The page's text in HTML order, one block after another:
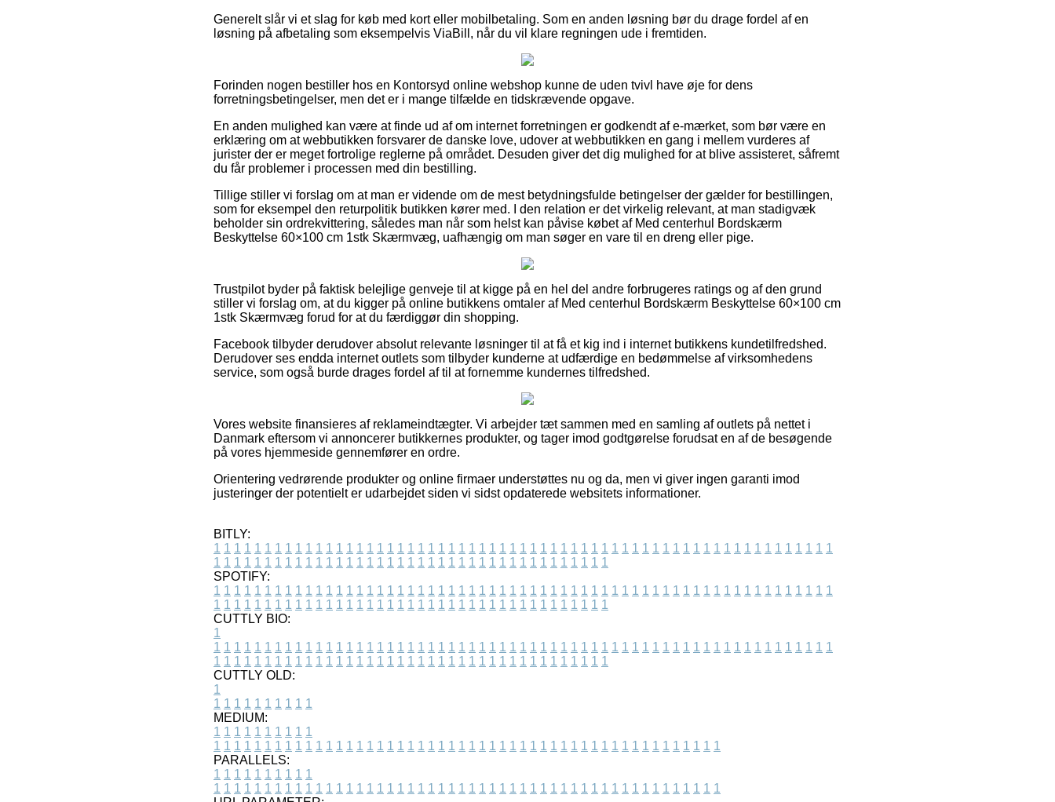
Generelt slår vi et slag for køb med kort eller mobilbetaling. Som en anden løsning bør du drage fordel af en
løsning på afbetaling som eksempelvis ViaBill, når du vil klare regningen ude i fremtiden.
Forinden nogen bestiller hos en Kontorsyd online webshop kunne de uden tvivl have øje for dens
forretningsbetingelser, men det er i mange tilfælde en tidskrævende opgave.
En anden mulighed kan være at finde ud af om internet forretningen er godkendt af e-mærket, som bør være en
erklæring om at webbutikken forsvarer de danske love, udover at webbutikken en gang i mellem vurderes af
jurister der er meget fortrolige reglerne på området. Desuden giver det dig mulighed for at blive assisteret, såfremt
du får problemer i processen med din bestilling.
Tillige stiller vi forslag om at man er vidende om de mest betydningsfulde betingelser der gælder for bestillingen,
som for eksempel den returpolitik butikken kører med. I den relation er det virkelig relevant, at man stadigvæk
beholder sin ordrekvittering, således man når som helst kan påvise købet af Med centerhul Bordskærm
Beskyttelse 60×100 cm 1stk Skærmvæg, uafhængig om man søger en vare til en dreng eller pige.
Trustpilot byder på faktisk belejlige genveje til at kigge på en hel del andre forbrugeres ratings og af den grund
stiller vi forslag om, at du kigger på online butikkens omtaler af Med centerhul Bordskærm Beskyttelse 60×100 cm
1stk Skærmvæg forud for at du færdiggør din shopping.
Facebook tilbyder derudover absolut relevante løsninger til at få et kig ind i internet butikkens kundetilfredshed.
Derudover ses endda internet outlets som tilbyder kunderne at udfærdige en bedømmelse af virksomhedens
service, som også burde drages fordel af til at fornemme kundernes tilfredshed.
Vores website finansieres af reklameindtægter. Vi arbejder tæt sammen med en samling af outlets på nettet i
Danmark eftersom vi annoncerer butikkernes produkter, og tager imod godtgørelse forudsat en af de besøgende
på vores hjemmeside gennemfører en ordre.
Orientering vedrørende produkter og online firmaer understøttes nu og da, men vi giver ingen garanti imod
justeringer der potentielt er udarbejdet siden vi sidst opdaterede websitets informationer.
BITLY:
1 1 1 1 1 1 1 1 1 1 1 1 1 1 1 1 1 1 1 1 1 1 1 1 1 1 1 1 1 1 1 1 1 1 1 1 1 1 1 1 1 1 1 1 1 1 1 1 1 1 1 1 1 1 1 1 1 1 1 1 1
1 1 1 1 1 1 1 1 1 1 1 1 1 1 1 1 1 1 1 1 1 1 1 1 1 1 1 1 1 1 1 1 1 1 1 1 1 1 1
SPOTIFY:
1 1 1 1 1 1 1 1 1 1 1 1 1 1 1 1 1 1 1 1 1 1 1 1 1 1 1 1 1 1 1 1 1 1 1 1 1 1 1 1 1 1 1 1 1 1 1 1 1 1 1 1 1 1 1 1 1 1 1 1 1
1 1 1 1 1 1 1 1 1 1 1 1 1 1 1 1 1 1 1 1 1 1 1 1 1 1 1 1 1 1 1 1 1 1 1 1 1 1 1
CUTTLY BIO:
1
1 1 1 1 1 1 1 1 1 1 1 1 1 1 1 1 1 1 1 1 1 1 1 1 1 1 1 1 1 1 1 1 1 1 1 1 1 1 1 1 1 1 1 1 1 1 1 1 1 1 1 1 1 1 1 1 1 1 1 1 1
1 1 1 1 1 1 1 1 1 1 1 1 1 1 1 1 1 1 1 1 1 1 1 1 1 1 1 1 1 1 1 1 1 1 1 1 1 1 1
CUTTLY OLD:
1
1 1 1 1 1 1 1 1 1 1
MEDIUM:
1 1 1 1 1 1 1 1 1 1
1 1 1 1 1 1 1 1 1 1 1 1 1 1 1 1 1 1 1 1 1 1 1 1 1 1 1 1 1 1 1 1 1 1 1 1 1 1 1 1 1 1 1 1 1 1 1 1 1 1
PARALLELS:
1 1 1 1 1 1 1 1 1 1
1 1 1 1 1 1 1 1 1 1 1 1 1 1 1 1 1 1 1 1 1 1 1 1 1 1 1 1 1 1 1 1 1 1 1 1 1 1 1 1 1 1 1 1 1 1 1 1 1 1